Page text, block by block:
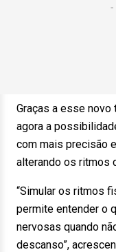
Graças a esse novo
agora a
com mais precisão
alterando os ritmos
“Simular os ritmos
permite entender o
nervosas quando
descanso”,